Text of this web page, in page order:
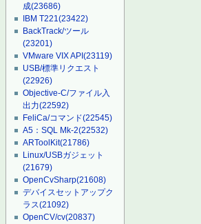
成(23686)
IBM T221(23422)
BackTrack/ツール
(23201)
VMware VIX API(23119)
USB/標準リクエスト
(22926)
Objective-C/ファイル入
出力(22592)
FeliCa/コマンド(22545)
A5：SQL Mk-2(22532)
ARToolKit(21786)
Linux/USBガジェット
(21679)
OpenCvSharp(21608)
デバイスセットアップク
ラス(21092)
OpenCV/cv(20837)